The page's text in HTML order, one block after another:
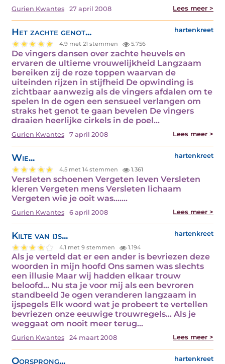
Gurien Kwantes 27 april 2008 Lees meer >
Het zachte genot... hartenkreet
4.9 met 21 stemmen 5.756
De vingers dansen over zachte heuvels en
ervaren de ultieme vrouwelijkheid Langzaam
bereiken zij de roze toppen waarvan de
uiteinden rijzen in stijfheid De opwinding is
zichtbaar aanwezig als de vingers afdalen om te
spelen In de ogen een sensueel verlangen om
straks het genot te gaan bevelen De vingers
draaien heerlijke cirkels in de poel…
Gurien Kwantes 7 april 2008 Lees meer >
Wie... hartenkreet
4.5 met 14 stemmen 1.361
Versleten schoenen Vergeten leven Versleten
kleren Vergeten mens Versleten lichaam
Vergeten wie je ooit was….…
Gurien Kwantes 6 april 2008 Lees meer >
Kilte van ijs... hartenkreet
4.1 met 9 stemmen 1.194
Als je verteld dat er een ander is bevriezen deze
woorden in mijn hoofd Ons samen was slechts
een illusie Maar wij hadden elkaar trouw
beloofd… Nu sta je voor mij als een bevroren
standbeeld Je ogen veranderen langzaam in
ijspegels Elk woord wat je probeert te vertellen
bevriezen onze eeuwige trouwregels… Als je
weggaat om nooit meer terug…
Gurien Kwantes 24 maart 2008 Lees meer >
Oorsprong... hartenkreet